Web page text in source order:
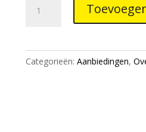
Fast
Black/Yellow
Categorieën: Aanbiedingen,